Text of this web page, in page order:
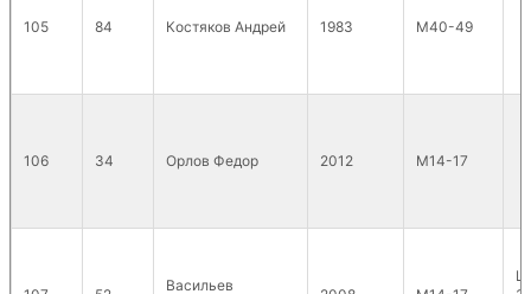
105 84 Костяков Андрей 1983 М40-49
106 34 Орлов Федор 2012 М14-17
Васильев